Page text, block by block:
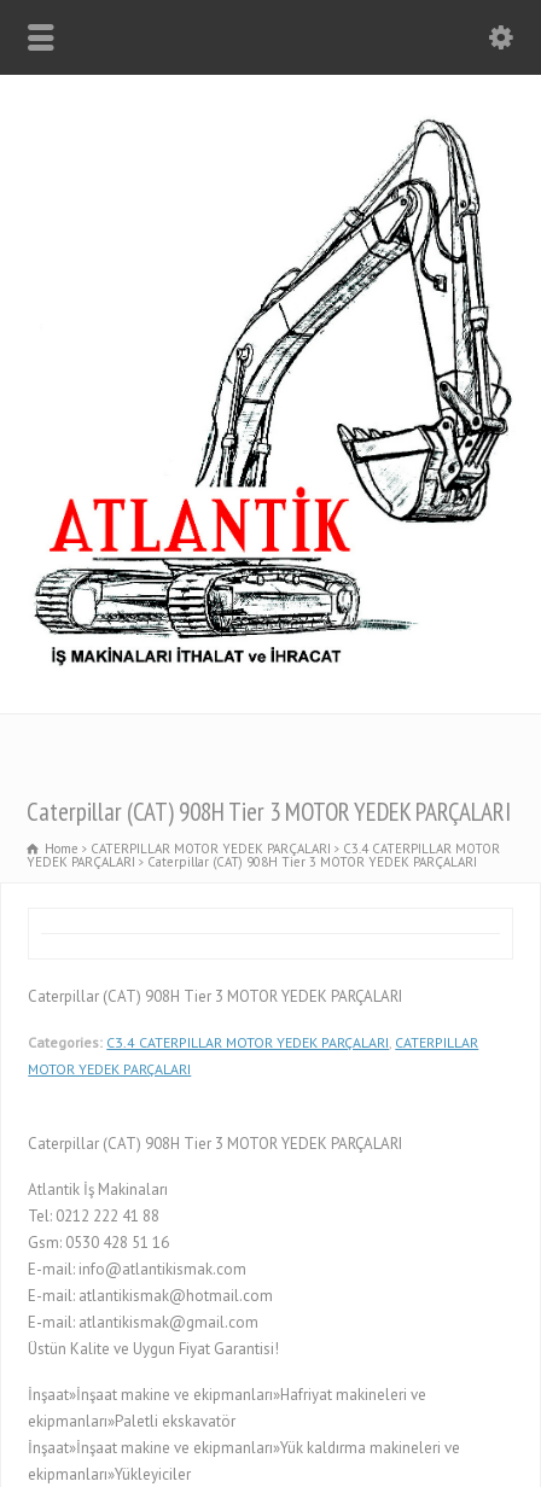
Caterpillar (CAT) 908H Tier 3 MOTOR YEDEK PARÇALARI
Home CATERPILLAR MOTOR YEDEK PARÇALARI C3.4 CATERPILLAR MOTOR
YEDEK PARÇALARI Caterpillar (CAT) 908H Tier 3 MOTOR YEDEK PARÇALARI
Caterpillar (CAT) 908H Tier 3 MOTOR YEDEK PARÇALARI
Categories: C3.4 CATERPILLAR MOTOR YEDEK PARÇALARI CATERPILLAR
MOTOR YEDEK PARÇALARI
Caterpillar (CAT) 908H Tier 3 MOTOR YEDEK PARÇALARI
Atlantik İş Makinaları
Tel: 0212 222 41 88
Gsm: 0530 428 51 16
E-mail: info@atlantikismak.com
E-mail: atlantikismak@hotmail.com
E-mail: atlantikismak@gmail.com
Üstün Kalite ve Uygun Fiyat Garantisi!
İnşaat»İnşaat makine ve ekipmanları»Hafriyat makineleri ve
ekipmanları»Paletli ekskavatör
İnşaat»İnşaat makine ve ekipmanları»Yük kaldırma makineleri ve
ekipmanları»Yükleyiciler